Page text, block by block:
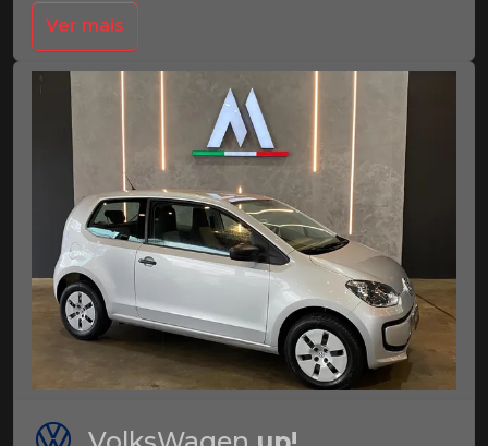
Ver mais